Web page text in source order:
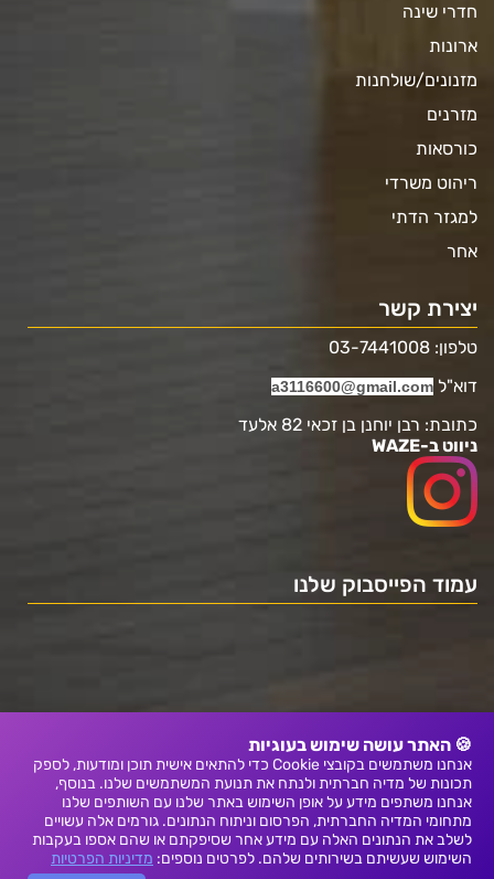
🍪 האתר עושה שימוש בעוגיות
אנחנו משתמשים בקובצי Cookie כדי להתאים אישית תוכן ומודעות, לספק
תכונות של מדיה חברתית ולנתח את תנועת המשתמשים שלנו. בנוסף,
אנחנו משתפים מידע על אופן השימוש באתר שלנו עם השותפים שלנו
מתחומי המדיה החברתית, הפרסום וניתוח הנתונים. גורמים אלה עשויים
לשלב את הנתונים האלה עם מידע אחר שסיפקתם או שהם אספו בעקבות
השימוש שעשיתם בשירותים שלהם. לפרטים נוספים: מדיניות הפרטיות
חדרי שינה
ארונות
מזנונים/שולחנות
מזרנים
כורסאות
ריהוט משרדי
למגזר הדתי
אחר
יצירת קשר
טלפון: 03-7441008
דוא"ל a3116600@gmail.com
כתובת: רבן יוחנן בן זכאי 82 אלעד
ניווט ב-WAZE
עמוד הפייסבוק שלנו